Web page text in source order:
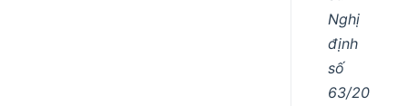
Nghị
định
số
63/20